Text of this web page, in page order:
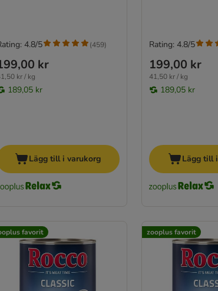
kr
kr / kg
189,05 kr
4.8/5 (459)
Lägg till i varukorg
199,00 kr
41,50 kr / kg
189,05 kr
Rating: 4.8/5
Lägg till
favorit zooplus favorit